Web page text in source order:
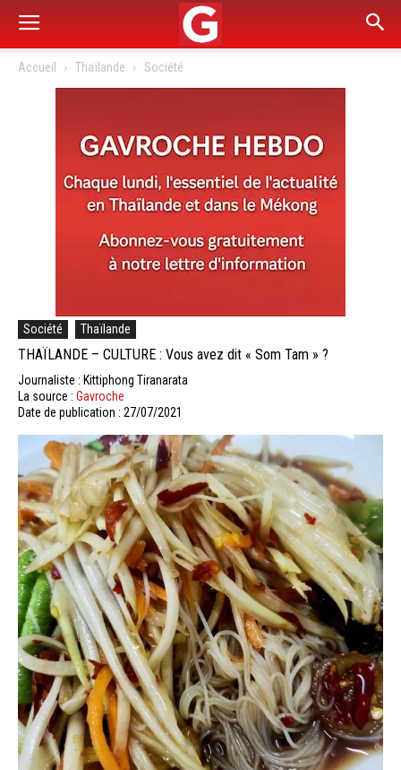
Accueil Thaïlande Société
Société Thaïlande
THAÏLANDE – CULTURE : Vous avez dit « Som Tam » ?
Journaliste : Kittiphong Tiranarata
La source : Gavroche
Date de publication : 27/07/2021